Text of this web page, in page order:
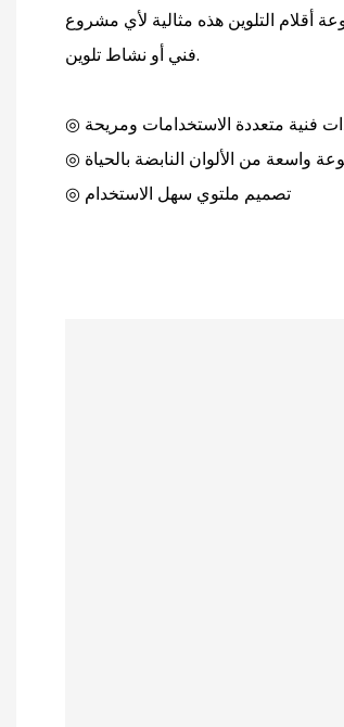
أقلام التلوين هذه مثالية لأي مشروع
فني أو نشاط تلوين.
واسعة من الألوان النابضة بالحياة
◎ تصميم ملتوي سهل الاستخدام